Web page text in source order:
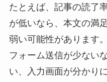
たとえば、記事の読了
が低いなら、本文の満
弱い可能性があります
フォーム送信が少ない
い、入力画面が分かり